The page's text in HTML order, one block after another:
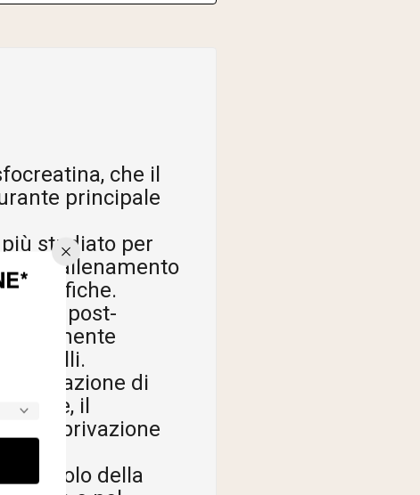
che il
principale
studiato per
nell'allenamento
post-
di
il
alla privazione
il ruolo della